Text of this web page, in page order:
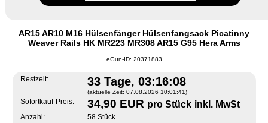
AR15 AR10 M16 Hülsenfänger Hülsenfangsack Picatinny
Weaver Rails HK MR223 MR308 AR15 G95 Hera Arms
eGun-ID: 20371883
Restzeit: 33 Tage, 03:16:08
(aktuelle Zeit: 07,08.2026 10:01:41)
Sofortkauf-Preis: 34,90 EUR pro Stück inkl. MwSt
Anzahl:
58 Stück